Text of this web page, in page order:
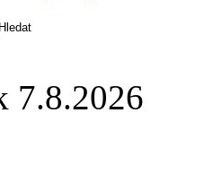
7.8.2026